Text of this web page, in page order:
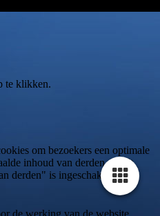
te klikken.
om bezoekers een optimale
inhoud van derden wordt
derden" is ingeschakeld.
de werking van de website,